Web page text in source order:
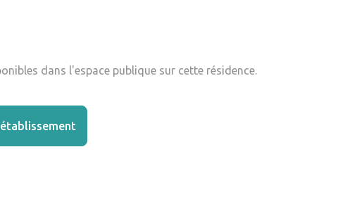
dans l'espace publique sur cette résidence.